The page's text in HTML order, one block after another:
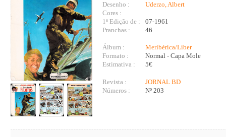
Desenho :
Uderzo, Albert
Cores :
1ª Edição de :
07-1961
Pranchas :
46
Álbum :
Meribérica/Liber
Formato :
Normal - Capa Mole
Estimativa :
5€
Revista :
JORNAL BD
Números :
Nº 203